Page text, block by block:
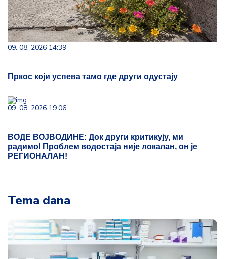
09. 08. 2026 14:39
Пркос који успева тамо где други одустају
09. 08. 2026 19:06
ВОДЕ ВОЈВОДИНЕ: Док други критикују, ми
радимо! Проблем водостаја није локалан, он је
РЕГИОНАЛАН!
Tema dana